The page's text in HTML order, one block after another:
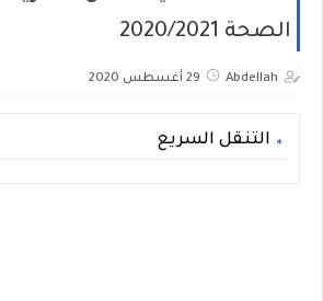
الصحة 2020/2021
Abdellah 29 أغسطس 2020
التنقل السريع